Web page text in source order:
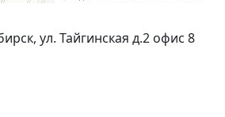
ул. Тайгинская д.2 офис 8